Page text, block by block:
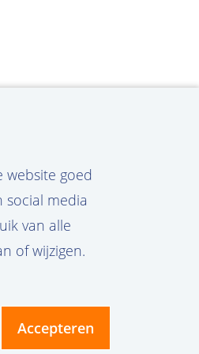
goed
media
van alle
of wijzigen.
Accepteren
vanoord.com